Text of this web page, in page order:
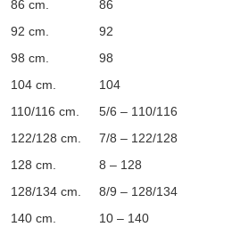
86 cm.
86
92 cm.
92
98 cm.
98
104 cm.
104
110/116 cm.
5/6 – 110/116
122/128 cm.
7/8 – 122/128
128 cm.
8 – 128
128/134 cm.
8/9 – 128/134
140 cm. 10 – 140